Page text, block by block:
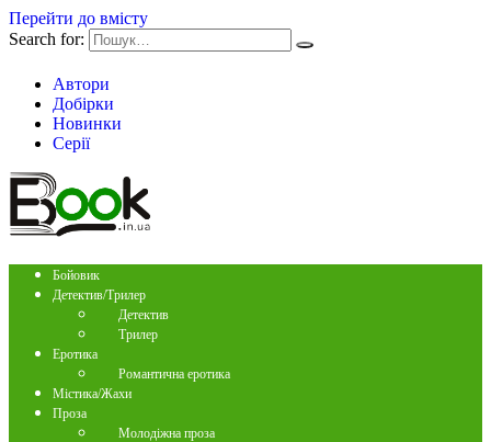
Перейти до вмісту
Search for:
Автори
Добірки
Новинки
Серії
Бойовик
Детектив/Трилер
Детектив
Трилер
Еротика
Романтична еротика
Містика/Жахи
Проза
Молодіжна проза